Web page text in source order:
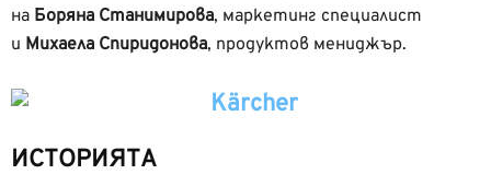
на Боряна Станимирова, маркетинг специалист
и Михаела Спиридонова, продуктов мениджър.
ИСТОРИЯТА